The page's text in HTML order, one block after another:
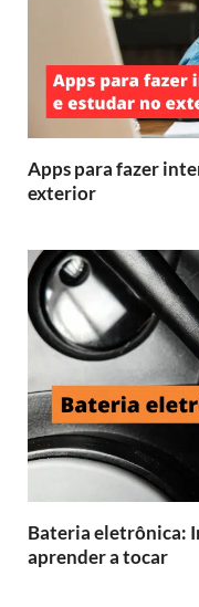
Apps para fazer
exterior
Bateria eletrônica:
aprender a tocar